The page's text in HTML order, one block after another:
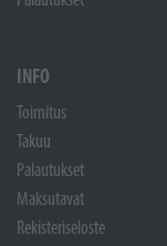
INFO
Toimitus
Takuu
Palautukset
Maksutavat
Rekisteriseloste